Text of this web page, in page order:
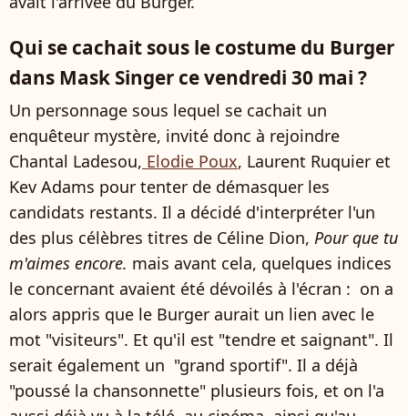
Qui se cachait sous le costume du Burger
dans Mask Singer ce vendredi 30 mai ?
Un personnage sous lequel se cachait un
enquêteur mystère, invité donc à rejoindre
Chantal Ladesou, Elodie Poux, Laurent Ruquier et
Kev Adams pour tenter de démasquer les
candidats restants. Il a décidé d'interpréter l'un
des plus célèbres titres de Céline Dion, Pour que tu
m'aimes encore. mais avant cela, quelques indices
le concernant avaient été dévoilés à l'écran : on a
alors appris que le Burger aurait un lien avec le
mot "visiteurs". Et qu'il est "tendre et saignant". Il
serait également un "grand sportif". Il a déjà
"poussé la chansonnette" plusieurs fois, et on l'a